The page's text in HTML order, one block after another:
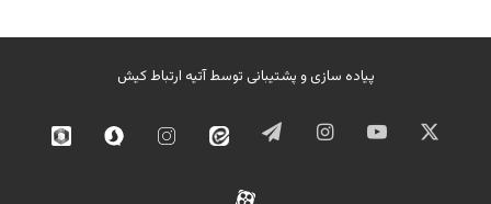
پیاده سازی و پشتیبانی توسطآتیه ارتباط کیش
ایکس یوتیوب اینستاگرامتلگرام ایتا
اینستاگرامسروش